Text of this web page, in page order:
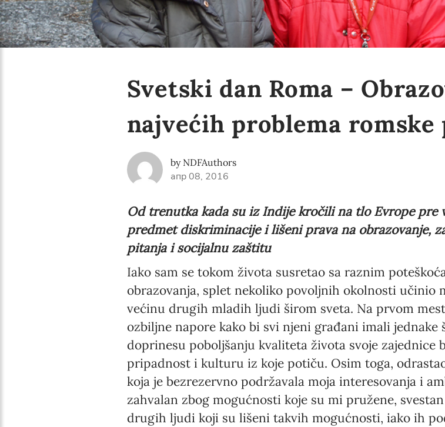
Svetski dan Roma –
najvećih problema romske
by NDFAuthors
апр 08, 2016
Od trenutka kada su iz Indije kročili na tlo Evrope pre
predmet diskriminacije i lišeni prava na obrazovanje,
pitanja i socijalnu zaštitu
Iako sam se tokom života susretao sa raznim
obrazovanja, splet nekoliko povoljnih okolnosti učinio
većinu drugih mladih ljudi širom sveta. Na prvom
ozbiljne napore kako bi svi njeni građani imali jednake
doprinesu poboljšanju kvaliteta života svoje zajednice
pripadnost i kulturu iz koje potiču. Osim toga,
koja je bezrezervno podržavala moja interesovanja i
zahvalan zbog mogućnosti koje su mi pružene,
drugih ljudi koji su lišeni takvih mogućnosti, iako ih